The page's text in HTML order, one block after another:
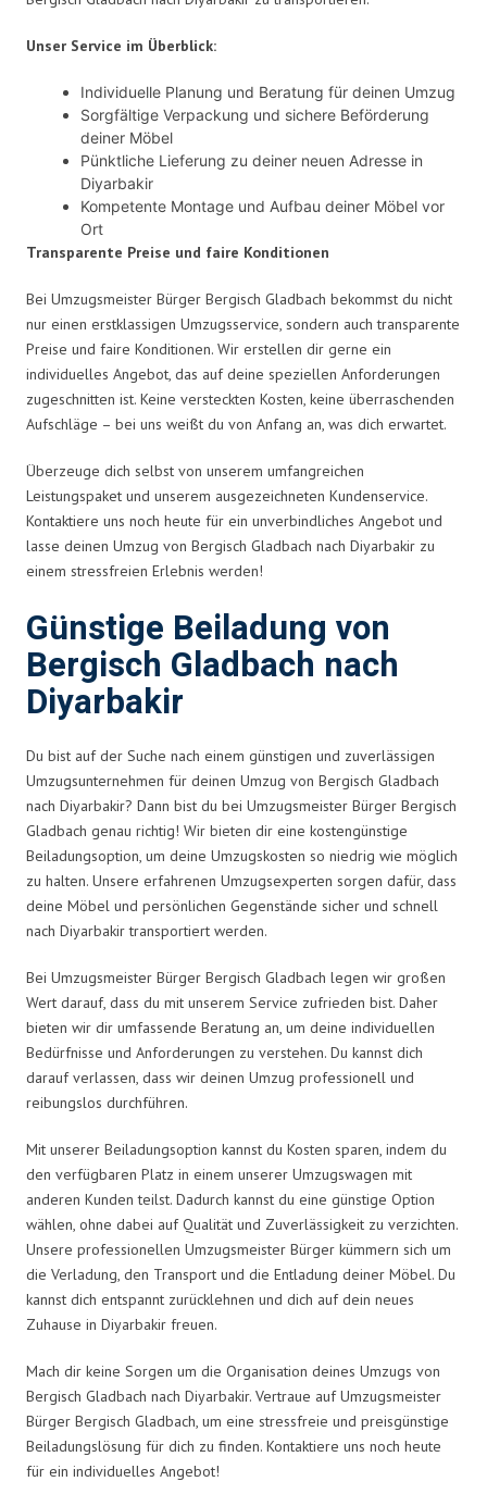
Unser Service im Überblick:
Individuelle Planung und Beratung für deinen Umzug
Sorgfältige Verpackung und sichere Beförderung
deiner Möbel
Pünktliche Lieferung zu deiner neuen Adresse in
Diyarbakir
Kompetente Montage und Aufbau deiner Möbel vor
Ort
Transparente Preise und faire Konditionen
Bei Umzugsmeister Bürger Bergisch Gladbach bekommst du nicht
nur einen erstklassigen Umzugsservice, sondern auch transparente
Preise und faire Konditionen. Wir erstellen dir gerne ein
individuelles Angebot, das auf deine speziellen Anforderungen
zugeschnitten ist. Keine versteckten Kosten, keine überraschenden
Aufschläge – bei uns weißt du von Anfang an, was dich erwartet.
Überzeuge dich selbst von unserem umfangreichen
Leistungspaket und unserem ausgezeichneten Kundenservice.
Kontaktiere uns noch heute für ein unverbindliches Angebot und
lasse deinen Umzug von Bergisch Gladbach nach Diyarbakir zu
einem stressfreien Erlebnis werden!
Günstige Beiladung von
Bergisch Gladbach nach
Diyarbakir
Du bist auf der Suche nach einem günstigen und zuverlässigen
Umzugsunternehmen für deinen Umzug von Bergisch Gladbach
nach Diyarbakir? Dann bist du bei Umzugsmeister Bürger Bergisch
Gladbach genau richtig! Wir bieten dir eine kostengünstige
Beiladungsoption, um deine Umzugskosten so niedrig wie möglich
zu halten. Unsere erfahrenen Umzugsexperten sorgen dafür, dass
deine Möbel und persönlichen Gegenstände sicher und schnell
nach Diyarbakir transportiert werden.
Bei Umzugsmeister Bürger Bergisch Gladbach legen wir großen
Wert darauf, dass du mit unserem Service zufrieden bist. Daher
bieten wir dir umfassende Beratung an, um deine individuellen
Bedürfnisse und Anforderungen zu verstehen. Du kannst dich
darauf verlassen, dass wir deinen Umzug professionell und
reibungslos durchführen.
Mit unserer Beiladungsoption kannst du Kosten sparen, indem du
den verfügbaren Platz in einem unserer Umzugswagen mit
anderen Kunden teilst. Dadurch kannst du eine günstige Option
wählen, ohne dabei auf Qualität und Zuverlässigkeit zu verzichten.
Unsere professionellen Umzugsmeister Bürger kümmern sich um
die Verladung, den Transport und die Entladung deiner Möbel. Du
kannst dich entspannt zurücklehnen und dich auf dein neues
Zuhause in Diyarbakir freuen.
Mach dir keine Sorgen um die Organisation deines Umzugs von
Bergisch Gladbach nach Diyarbakir. Vertraue auf Umzugsmeister
Bürger Bergisch Gladbach, um eine stressfreie und preisgünstige
Beiladungslösung für dich zu finden. Kontaktiere uns noch heute
für ein individuelles Angebot!